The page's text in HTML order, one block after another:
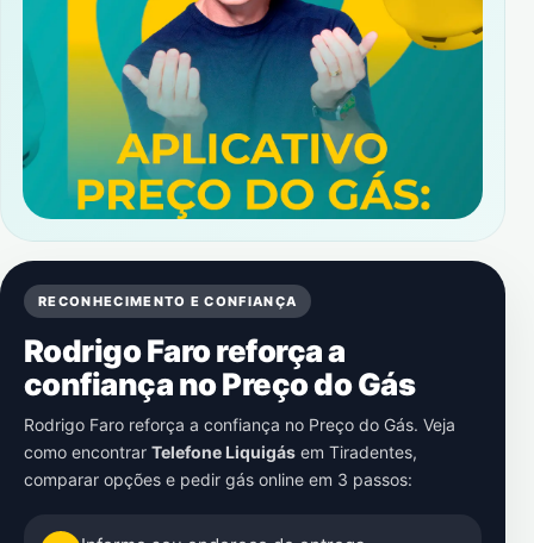
RECONHECIMENTO E CONFIANÇA
Rodrigo Faro reforça a
confiança no Preço do Gás
Rodrigo Faro reforça a confiança no Preço do Gás. Veja
como encontrar Telefone Liquigás em Tiradentes,
comparar opções e pedir gás online em 3 passos: